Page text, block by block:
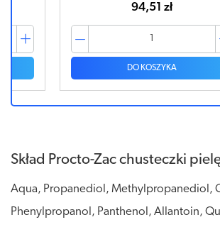
94,51 zł
DO KOSZYKA
Skład Procto-Zac chusteczki
Aqua, Propanediol, Methylpropanediol,
Phenylpropanol, Panthenol, Allantoin,